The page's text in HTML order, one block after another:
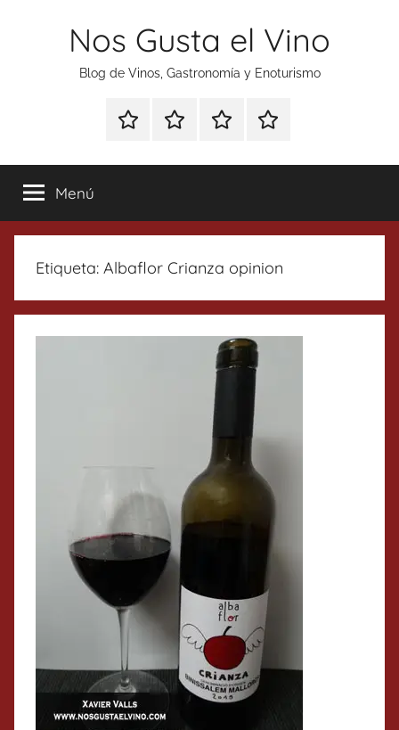
Nos Gusta el Vino
Blog de Vinos, Gastronomía y Enoturismo
Especial
Tonics
Enoturismo
Gastronomía
RankingContacto
Menú
Etiqueta: Albaflor Crianza opinion